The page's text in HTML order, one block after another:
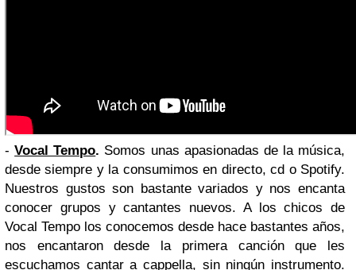
-Vocal Tempo. Somos unas apasionadas de la música,
desde siempre y la consumimos en directo, cd o Spotify.
Nuestros gustos son bastante variados y nos encanta
conocer grupos y cantantes nuevos. A los chicos de
Vocal Tempo los conocemos desde hace bastantes años,
nos encantaron desde la primera canción que les
escuchamos cantar a cappella, sin ningún instrumento.